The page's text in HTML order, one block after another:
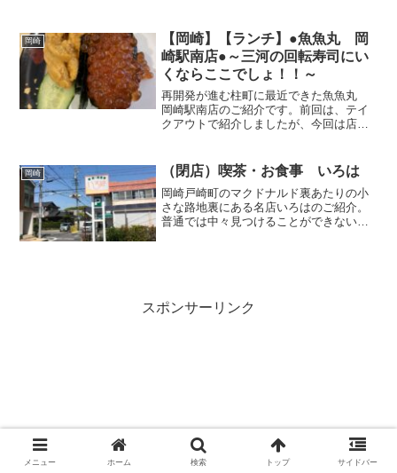
ーニングを頂けます。プレートセット玉
子サンドセットワッフル...
岡崎
【岡崎】【ランチ】●魚魚丸 岡
崎駅南店●～三河の回転寿司にい
くならここでしょ！！～
再開発が進む柱町に最近できた魚魚丸
岡崎駅南店のご紹介です。前回は、テイ
クアウトで紹介しましたが、今回は店舗
いていたりして小さな子供連れにもかな
り配慮されたつくりに驚き...
岡崎 （閉店）喫茶・お食事 いろは
岡崎戸崎町のマクドナルド裏あたりの小
さな路地裏にある名店いろはのご紹介。
普通では中々見つけることができないで
スポンサーリンク
メニュー ホーム 検索 トップ サイドバー